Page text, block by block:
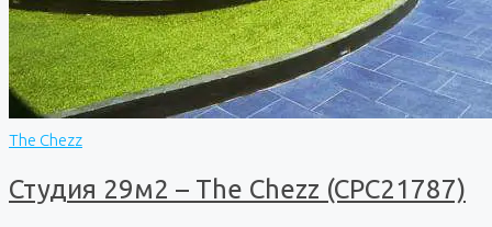
The Chezz
Студия 29м2 – The Chezz (CPC21787)